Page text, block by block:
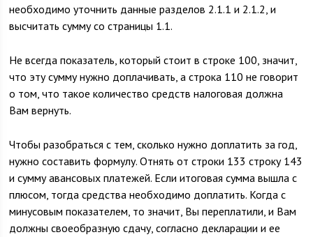
необходимо уточнить данные разделов 2.1.1 и 2.1.2, и
высчитать сумму со страницы 1.1.
Не всегда показатель, который стоит в строке 100, значит,
что эту сумму нужно доплачивать, а строка 110 не говорит
о том, что такое количество средств налоговая должна
Вам вернуть.
Чтобы разобраться с тем, сколько нужно доплатить за год,
нужно составить формулу. Отнять от строки 133 строку 143
и сумму авансовых платежей. Если итоговая сумма вышла с
плюсом, тогда средства необходимо доплатить. Когда с
минусовым показателем, то значит, Вы переплатили, и Вам
должны своеобразную сдачу, согласно декларации и ее